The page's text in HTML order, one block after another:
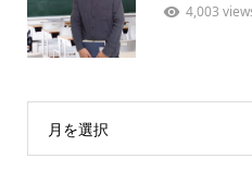
4,003
月を選択